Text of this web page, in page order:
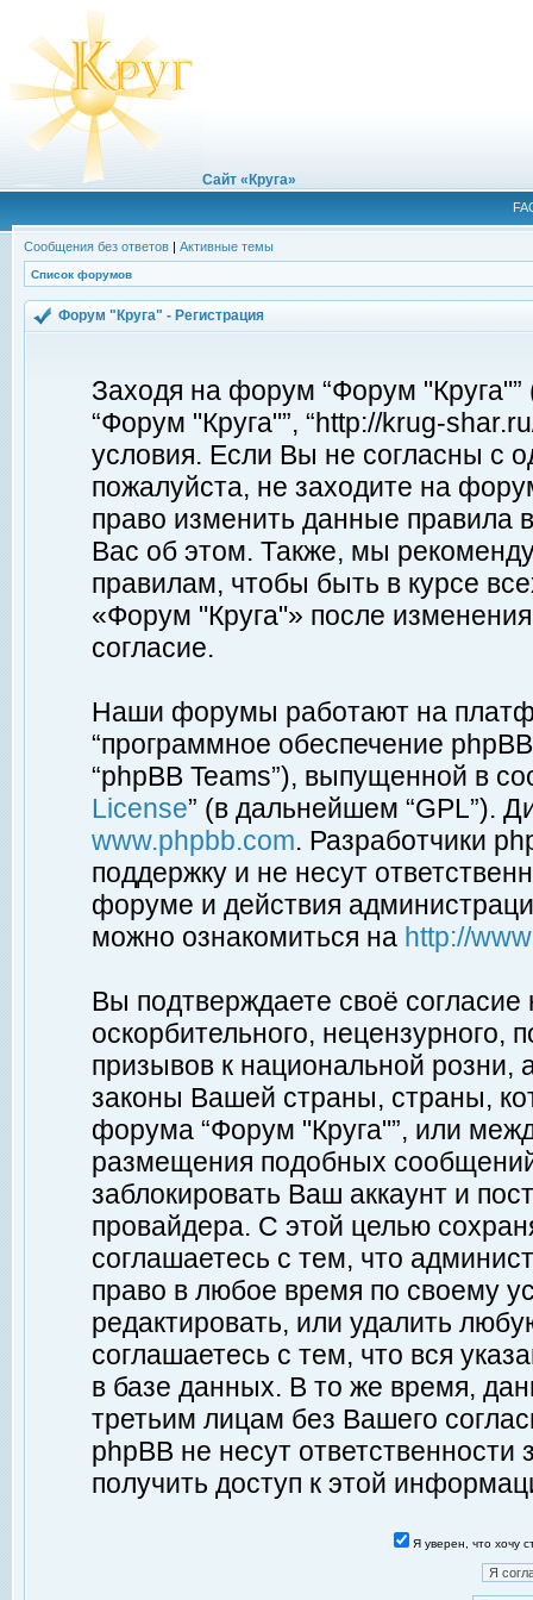
Сайт «Круга»
Сообщения без ответов | Активные темы
Список форумов
Форум "Круга" - Регистрация
Заходя на форум “Форум
“Форум "Круга"”, “http://krug-
условия. Если Вы не согласны с
пожалуйста, не заходите на
право изменить данные правила
Вас об этом. Также, мы
правилам, чтобы быть в курсе
«Форум "Круга"» после
согласие.
Наши форумы работают на
“программное обеспечение
“phpBB Teams”), выпущенной в
License” (в дальнейшем “GPL”).
www.phpbb.com. Разработчики
поддержку и не несут
форуме и действия
можно ознакомиться на http://
Вы подтверждаете своё
оскорбительного, нецензурного,
призывов к национальной
законы Вашей страны, страны,
форума “Форум "Круга"”, или
размещения подобных
заблокировать Ваш аккаунт и
провайдера. С этой целью
соглашаетесь с тем, что
право в любое время по своему
редактировать, или удалить
соглашаетесь с тем, что вся
в базе данных. В то же время,
третьим лицам без Вашего
phpBB не несут ответственности
получить доступ к этой
Я уверен, что хочу